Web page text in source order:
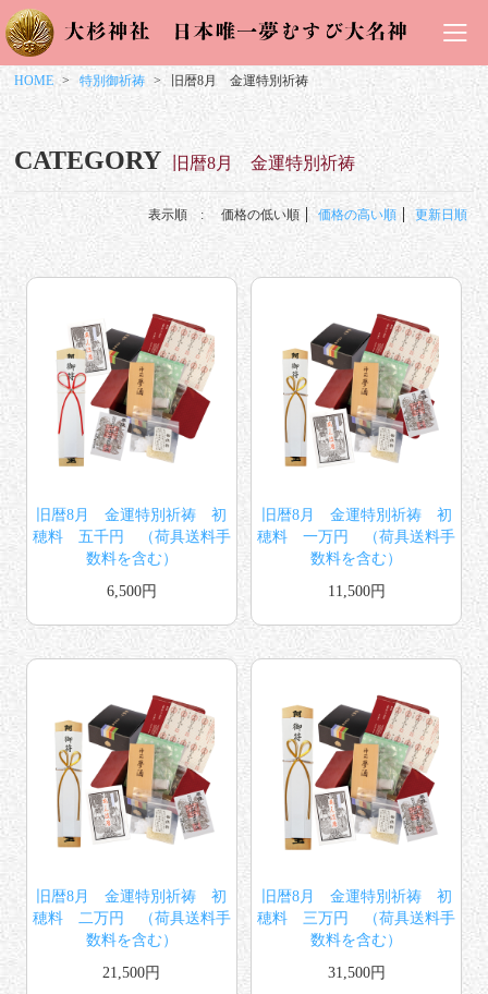
HOME 特別御祈祷 旧暦8月 金運特別祈祷
CATEGORY 旧暦8月 金運特別祈祷
表示順 : 価格の低い順 価格の高い順 更新日順
旧暦8月 金運特別祈祷 初
穂料 五千円 （荷具送料手
数料を含む）
6,500円
旧暦8月 金運特別祈祷 初
穂料 一万円 （荷具送料手
数料を含む）
11,500円
旧暦8月 金運特別祈祷 初
穂料 二万円 （荷具送料手
数料を含む）
21,500円
旧暦8月 金運特別祈祷 初
穂料 三万円 （荷具送料手
数料を含む）
31,500円